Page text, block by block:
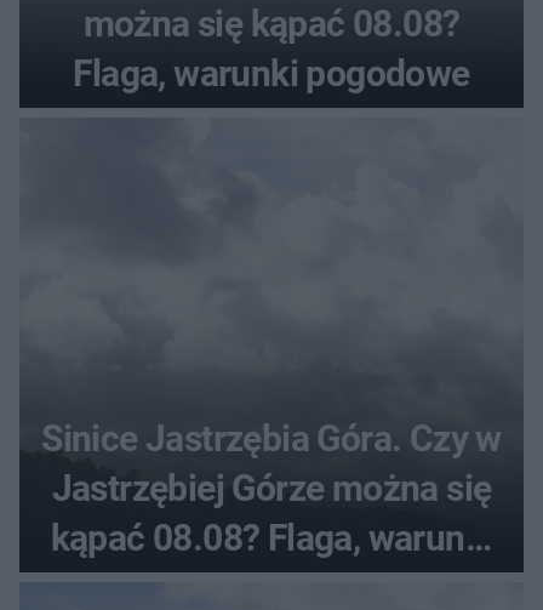
można się kąpać 08.08?
Flaga, warunki pogodowe
Sinice Jastrzębia Góra. Czy w
Jastrzębiej Górze można się
kąpać 08.08? Flaga, warunki
pogodowe